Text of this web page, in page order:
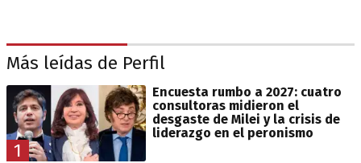
Más leídas de Perfil
1
Encuesta rumbo a 2027: cuatro
consultoras midieron el
desgaste de Milei y la crisis de
liderazgo en el peronismo